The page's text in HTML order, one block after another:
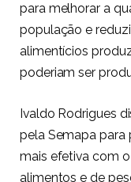
para melhorar a
população e
alimentícios
poderiam ser
Ivaldo Rodrigues
pela Semapa para
mais efetiva com
alimentos e de